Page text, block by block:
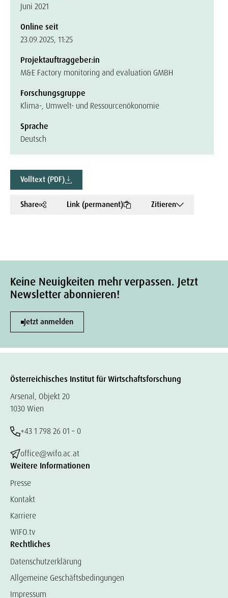
Juni 2021
Online seit
23.09.2025, 11:25
Projektauftraggeber:in
M&E Factory monitoring and evaluation GMBH
Forschungsgruppe
Klima-, Umwelt- und Ressourcenökonomie
Sprache
Deutsch
Volltext (PDF)
Share Link (permanent) Zitieren
Keine Neuigkeiten mehr verpassen. Jetzt
Newsletter abonnieren!
Jetzt anmelden
Österreichisches Institut für Wirtschaftsforschung
Arsenal, Objekt 20
1030 Wien
+43 1 798 26 01 – 0
office@wifo.ac.at
Weitere Informationen
Presse
Kontakt
Karriere
WIFO.tv
Rechtliches
Datenschutzerklärung
Allgemeine Geschäftsbedingungen
Impressum